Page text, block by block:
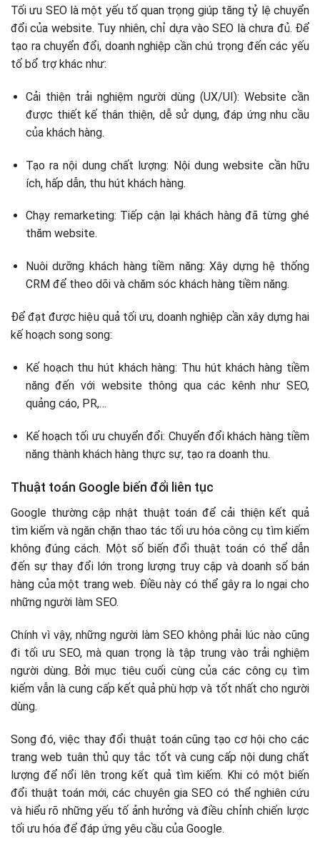
Tối ưu SEO là một yếu tố quan trọng giúp tăng tỷ lệ chuyển
đổi của website. Tuy nhiên, chỉ dựa vào SEO là chưa đủ. Để
tạo ra chuyển đổi, doanh nghiệp cần chú trọng đến các yếu
tố bổ trợ khác như:
Cải thiện trải nghiệm người dùng (UX/UI): Website cần
được thiết kế thân thiện, dễ sử dụng, đáp ứng nhu cầu
của khách hàng.
Tạo ra nội dung chất lượng: Nội dung website cần hữu
ích, hấp dẫn, thu hút khách hàng.
Chạy remarketing: Tiếp cận lại khách hàng đã từng ghé
thăm website.
Nuôi dưỡng khách hàng tiềm năng: Xây dựng hệ thống
CRM để theo dõi và chăm sóc khách hàng tiềm năng.
Để đạt được hiệu quả tối ưu, doanh nghiệp cần xây dựng hai
kế hoạch song song:
Kế hoạch thu hút khách hàng: Thu hút khách hàng tiềm
năng đến với website thông qua các kênh như SEO,
quảng cáo, PR,…
Kế hoạch tối ưu chuyển đổi: Chuyển đổi khách hàng tiềm
năng thành khách hàng thực sự, tạo ra doanh thu.
Thuật toán Google biến đổi liên tục
Google thường cập nhật thuật toán để cải thiện kết quả
tìm kiếm và ngăn chặn thao tác tối ưu hóa công cụ tìm kiếm
không đúng cách. Một số biến đổi thuật toán có thể dẫn
đến sự thay đổi lớn trong lượng truy cập và doanh số bán
hàng của một trang web. Điều này có thể gây ra lo ngại cho
những người làm SEO.
Chính vì vậy, những người làm SEO không phải lúc nào cũng
đi tối ưu SEO, mà quan trọng là tập trung vào trải nghiệm
người dùng. Bởi mục tiêu cuối cùng của các công cụ tìm
kiếm vẫn là cung cấp kết quả phù hợp và tốt nhất cho người
dùng.
Song đó, việc thay đổi thuật toán cũng tạo cơ hội cho các
trang web tuân thủ quy tắc tốt và cung cấp nội dung chất
lượng để nổi lên trong kết quả tìm kiếm. Khi có một biến
đổi thuật toán mới, các chuyên gia SEO có thể nghiên cứu
và hiểu rõ những yếu tố ảnh hưởng và điều chỉnh chiến lược
tối ưu hóa để đáp ứng yêu cầu của Google.